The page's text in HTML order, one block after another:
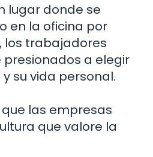
lugar donde se
en la oficina por
los trabajadores
presionados a elegir
su vida personal.
las empresas
que valore la